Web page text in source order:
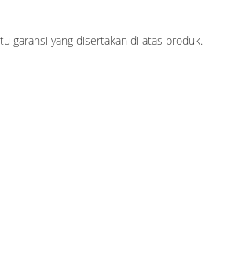
garansi yang disertakan di atas produk.